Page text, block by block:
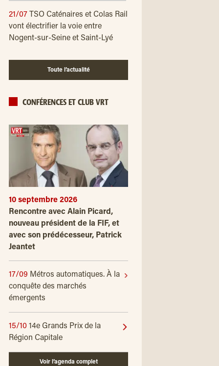
21/07
TSO Caténaires et Colas Rail
vont électrifier la voie entre
Nogent-sur-Seine et Saint-Lyé
Toute l’actualité
CONFÉRENCES ET CLUB VRT
10 septembre 2026
Rencontre avec Alain Picard,
nouveau président de la FIF, et
avec son prédécesseur, Patrick
Jeantet
17/09 Métros automatiques. À la
conquête des marchés
émergents
15/10 14e Grands Prix de la
Région Capitale
Voir l’agenda complet